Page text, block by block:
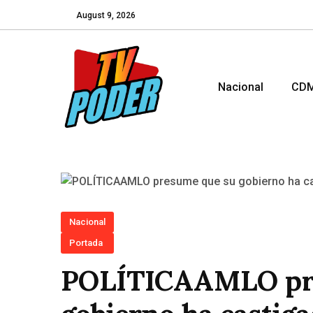
August 9, 2026
Nacional
Nacional
Portada
POLÍTICAAMLO